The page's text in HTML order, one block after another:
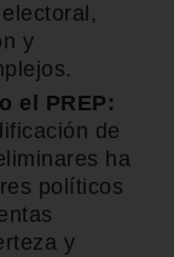
y
el PREP:
de
ha
políticos
y